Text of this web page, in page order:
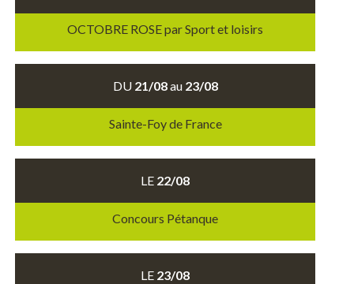
OCTOBRE ROSE par Sport et loisirs
DU 21/08au 23/08
Sainte-Foy de France
LE 22/08
Concours Pétanque
LE 23/08